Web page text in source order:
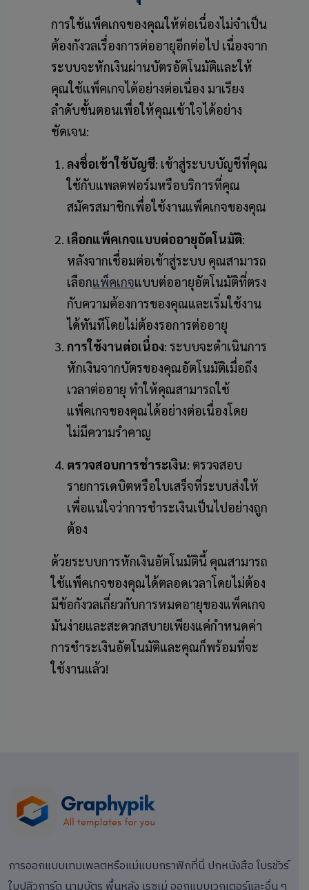
การใช้แพ็คเกจของคุณให้ต่อเนื่องไม่จำเป็น
ต้องกังวลเรื่องการต่ออายุอีกต่อไป เนื่องจาก
ระบบจะหักเงินผ่านบัตรอัตโนมัติและให้
คุณใช้แพ็คเกจได้อย่างต่อเนื่อง มาเรียง
ลำดับขั้นตอนเพื่อให้คุณเข้าใจได้อย่าง
ชัดเจน:
ลงชื่อเข้าใช้บัญชี: เข้าสู่ระบบบัญชีที่คุณ
ใช้กับแพลตฟอร์มหรือบริการที่คุณ
สมัครสมาชิกเพื่อใช้งานแพ็คเกจของคุณ
เลือกแพ็คเกจแบบต่ออายุอัตโนมัติ:
หลังจากเชื่อมต่อเข้าสู่ระบบ คุณสามารถ
เลือกแพ็คเกจแบบต่ออายุอัตโนมัติที่ตรง
กับความต้องการของคุณและเริ่มใช้งาน
ได้ทันทีโดยไม่ต้องรอการต่ออายุ
การใช้งานต่อเนื่อง: ระบบจะดำเนินการ
หักเงินจากบัตรของคุณอัตโนมัติเมื่อถึง
เวลาต่ออายุ ทำให้คุณสามารถใช้
แพ็คเกจของคุณได้อย่างต่อเนื่องโดย
ไม่มีความรำคาญ
ตรวจสอบการชำระเงิน: ตรวจสอบ
รายการเดบิตหรือใบเสร็จที่ระบบส่งให้
เพื่อแน่ใจว่าการชำระเงินเป็นไปอย่างถูก
ต้อง
ด้วยระบบการหักเงินอัตโนมัตินี้ คุณสามารถ
ใช้แพ็คเกจของคุณได้ตลอดเวลาโดยไม่ต้อง
มีข้อกังวลเกี่ยวกับการหมดอายุของแพ็คเกจ
มันง่ายและสะดวกสบายเพียงแค่กำหนดค่า
การชำระเงินอัตโนมัติและคุณก็พร้อมที่จะ
ใช้งานแล้ว!
การออกแบบเทมเพลตหรือแม่แบบกราฟิกที่นี่ ปกหนังสือ โบรชัวร์